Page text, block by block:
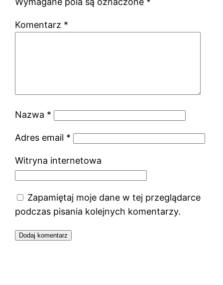
Komentarz *
Nazwa *
Adres email *
Witryna internetowa
Zapamiętaj moje dane w tej przeglądarce
podczas pisania kolejnych komentarzy.